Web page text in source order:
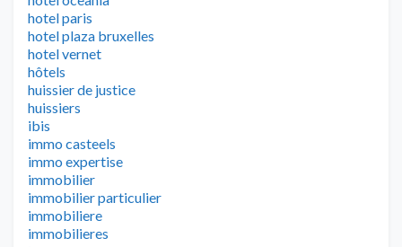
hotel paris
hotel plaza bruxelles
hotel vernet
hôtels
huissier de justice
huissiers
ibis
immo casteels
immo expertise
immobilier
immobilier particulier
immobiliere
immobilieres